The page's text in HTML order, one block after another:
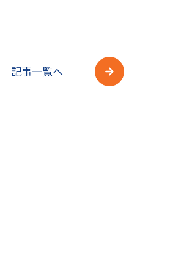
記事一覧へ